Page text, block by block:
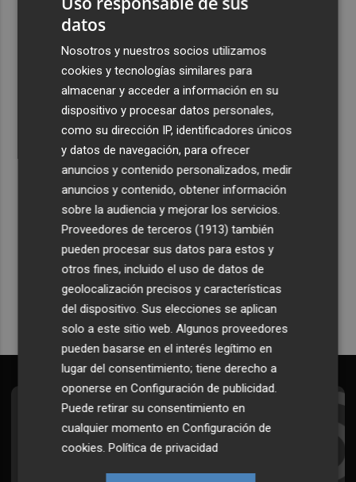
Xàtiva restringirá el acceso al Castillo con vehículos
La convocatoria europea de gigafactorías de IA puede
activar una cadena industrial en centros de datos,
energía, 'cloud' y ciberseguridad
Recibe toda la actualidad de
Plaza Podcast en tu correo
Quiero suscribirme
Suscríbete al Boletín
Todos los días a primera hora en tu email
datos
Nosotros y nuestros socios utilizamos
cookies y tecnologías similares para
almacenar y acceder a información en su
dispositivo y procesar datos personales,
como su dirección IP, identificadores únicos
y datos de navegación, para ofrecer
anuncios y contenido personalizados, medir
anuncios y contenido, obtener información
sobre la audiencia y mejorar los servicios.
Proveedores de terceros (1913) también
pueden procesar sus datos para estos y
otros fines, incluido el uso de datos de
geolocalización precisos y características
del dispositivo. Sus elecciones se aplican
solo a este sitio web. Algunos proveedores
pueden basarse en el interés legítimo en
lugar del consentimiento; tiene derecho a
oponerse enConfiguración de publicidad.
Puede retirar su consentimiento en
cualquier momento enConfiguración de
cookies.Política de privacidad